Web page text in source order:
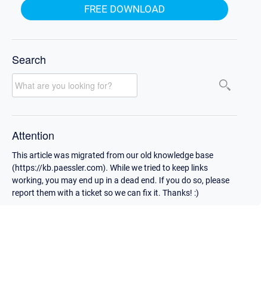
FREE DOWNLOAD
Search
Attention
This article was migrated from our old knowledge base
(https://kb.paessler.com). While we tried to keep links
working, you may end up in a dead end. If you do so, please
report them with a ticket so we can fix it. Thanks! :)